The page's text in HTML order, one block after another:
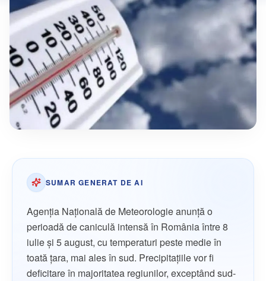
SUMAR GENERAT DE AI
Agenția Națională de Meteorologie anunță o
perioadă de caniculă intensă în România între 8
iulie și 5 august, cu temperaturi peste medie în
toată țara, mai ales în sud. Precipitațiile vor fi
deficitare în majoritatea regiunilor, exceptând sud-